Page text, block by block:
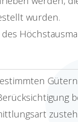
wurden.
Gütern